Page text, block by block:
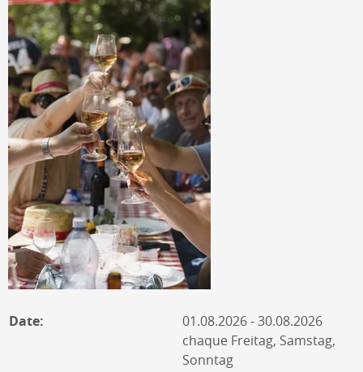
Date:
01.08.2026 - 30.08.2026
chaque Freitag, Samstag,
Sonntag